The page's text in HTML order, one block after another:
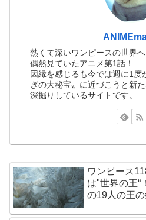
熱くて深いワンピースの世界へ
偶然見ていたアニメ第1話！
因縁を感じるも今では週に1度
ぎの大秘宝〟に近づこうと新
深掘りしているサイトです。
ワンピース
は"世界の王“
の19人の王